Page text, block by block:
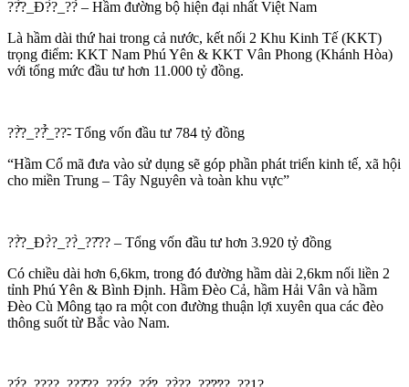
??̂̀?_Đ?̀?_??̉ – Hầm đường bộ hiện đại nhất Việt Nam
Là hầm dài thứ hai trong cả nước, kết nối 2 Khu Kinh Tế (KKT)
trọng điểm: KKT Nam Phú Yên & KKT Vân Phong (Khánh Hòa)
với tổng mức đầu tư hơn 11.000 tỷ đồng.
??̂̀?_??̂̉_??̃- Tổng vốn đầu tư 784 tỷ đồng
“Hầm Cổ mã đưa vào sử dụng sẽ góp phần phát triển kinh tế, xã hội
cho miền Trung – Tây Nguyên và toàn khu vực”
??̂̀?_Đ?̀?_??̀_??̂?? – Tổng vốn đầu tư hơn 3.920 tỷ đồng
Có chiều dài hơn 6,6km, trong đó đường hầm dài 2,6km nối liền 2
tỉnh Phú Yên & Bình Định. Hầm Đèo Cả, hầm Hải Vân và hầm
Đèo Cù Mông tạo ra một con đường thuận lợi xuyên qua các đèo
thông suốt từ Bắc vào Nam.